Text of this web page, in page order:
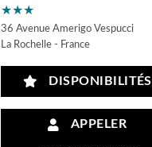
★★★
36 Avenue Amerigo Vespucci
La Rochelle - France
DISPONIBILITÉS
APPELER